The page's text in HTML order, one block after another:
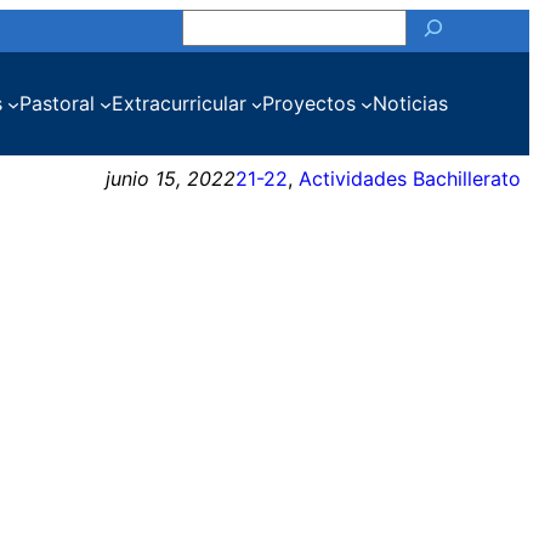
Pastoral Extracurricular Proyectos Noticias
junio 15, 202221-22, Actividades Bachillerato